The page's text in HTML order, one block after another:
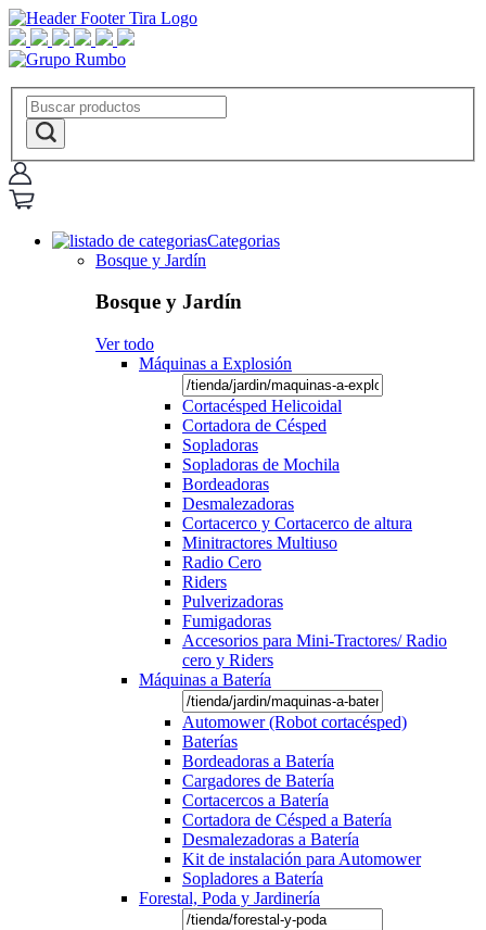
Categorias
Bosque y Jardín
Bosque y Jardín
Ver todo
Máquinas a Explosión
Cortacésped Helicoidal
Cortadora de Césped
Sopladoras
Sopladoras de Mochila
Bordeadoras
Desmalezadoras
Cortacerco y Cortacerco de altura
Minitractores Multiuso
Radio Cero
Riders
Pulverizadoras
Fumigadoras
Accesorios para Mini-Tractores/ Radio
cero y Riders
Máquinas a Batería
Automower (Robot cortacésped)
Baterías
Bordeadoras a Batería
Cargadores de Batería
Cortacercos a Batería
Cortadora de Césped a Batería
Desmalezadoras a Batería
Kit de instalación para Automower
Sopladores a Batería
Forestal, Poda y Jardinería